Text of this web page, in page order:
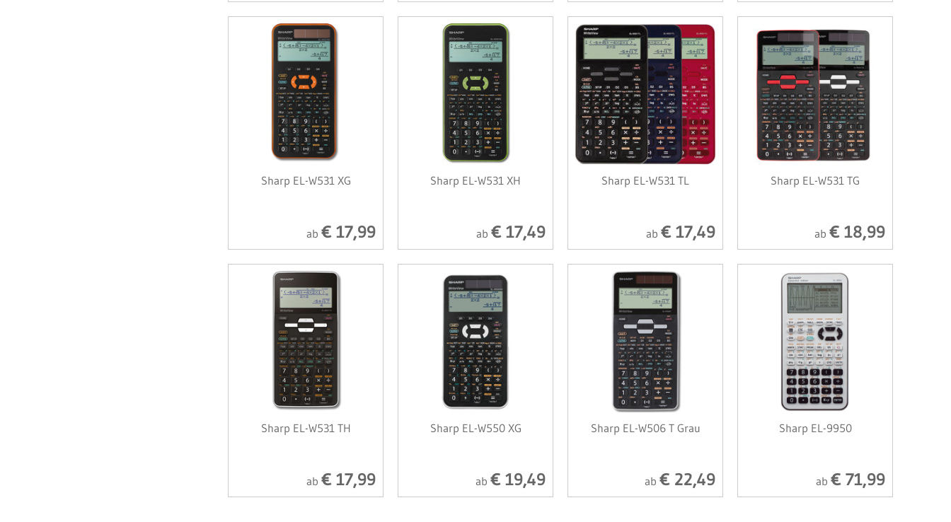
Sharp EL-W531 XG
ab € 17,99
Sharp EL-W531 XH
ab € 17,49
Sharp EL-W531 TL
ab € 17,49
Sharp EL-W531 TG
ab € 18,99
Sharp EL-W531 TH
ab € 17,99
Sharp EL-W550 XG
ab € 19,49
Sharp EL-W506 T Grau
ab € 22,49
Sharp EL-9950
ab € 71,99